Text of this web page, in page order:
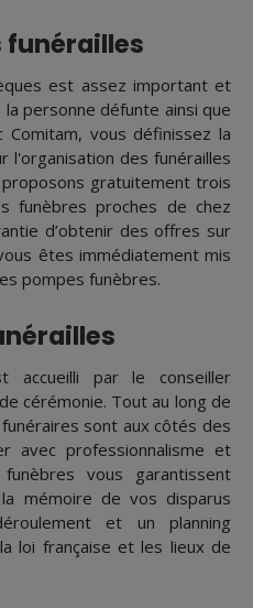
funérailles
est assez important et
personne défunte ainsi que
vous définissez la
des funérailles
gratuitement trois
funèbres proches de chez
d’obtenir des offres sur
êtes immédiatement mis
pompes funèbres.
accueilli par le conseiller
cérémonie. Tout au long de
sont aux côtés des
avec professionnalisme et
vous garantissent
mémoire de vos disparus
et un planning
loi française et les lieux de